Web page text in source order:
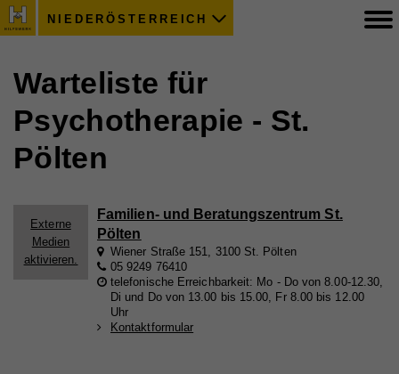
NIEDERÖSTERREICH
Warteliste für
Psychotherapie - St.
Pölten
Externe
Medien
aktivieren.
Familien- und Beratungszentrum St.
Pölten
Wiener Straße 151, 3100 St. Pölten
05 9249 76410
telefonische Erreichbarkeit: Mo - Do von 8.00-12.30,
Di und Do von 13.00 bis 15.00, Fr 8.00 bis 12.00
Uhr
Kontaktformular